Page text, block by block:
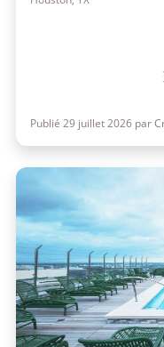
Publié 29 juillet 2026 par